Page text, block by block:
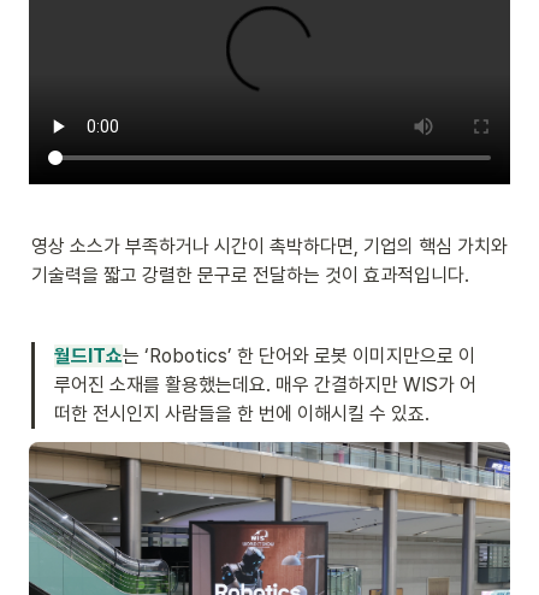
영상 소스가 부족하거나 시간이 촉박하다면, 기업의 핵심 가치와
기술력을 짧고 강렬한 문구로 전달하는 것이 효과적입니다.
월드IT쇼는 ‘Robotics’ 한 단어와 로봇 이미지만으로 이
루어진 소재를 활용했는데요. 매우 간결하지만 WIS가 어
떠한 전시인지 사람들을 한 번에 이해시킬 수 있죠.